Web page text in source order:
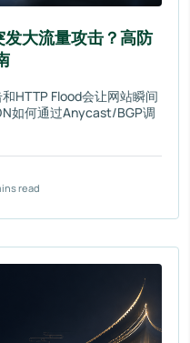
大流量攻击？高防
HTTP Flood会让网站瞬间
如何通过Anycast/BGP调
read